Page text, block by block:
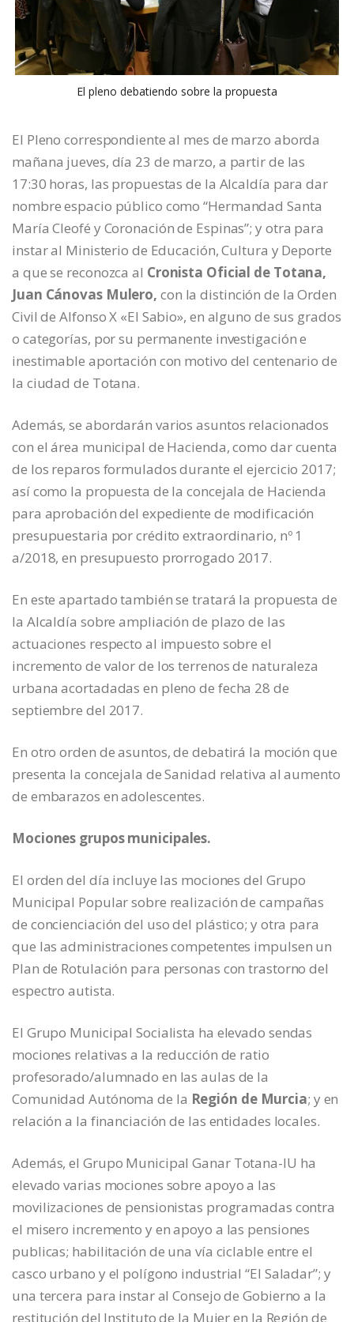
El pleno debatiendo sobre la propuesta
El Pleno correspondiente al mes de marzo aborda
mañana jueves, día 23 de marzo, a partir de las
17:30 horas, las propuestas de la Alcaldía para dar
nombre espacio público como “Hermandad Santa
María Cleofé y Coronación de Espinas”; y otra para
instar al Ministerio de Educación, Cultura y Deporte
a que se reconozca al Cronista Oficial de Totana,
Juan Cánovas Mulero, con la distinción de la Orden
Civil de Alfonso X «El Sabio», en alguno de sus grados
o categorías, por su permanente investigación e
inestimable aportación con motivo del centenario de
la ciudad de Totana.
Además, se abordarán varios asuntos relacionados
con el área municipal de Hacienda, como dar cuenta
de los reparos formulados durante el ejercicio 2017;
así como la propuesta de la concejala de Hacienda
para aprobación del expediente de modificación
presupuestaria por crédito extraordinario, nº 1
a/2018, en presupuesto prorrogado 2017.
En este apartado también se tratará la propuesta de
la Alcaldía sobre ampliación de plazo de las
actuaciones respecto al impuesto sobre el
incremento de valor de los terrenos de naturaleza
urbana acortadadas en pleno de fecha 28 de
septiembre del 2017.
En otro orden de asuntos, de debatirá la moción que
presenta la concejala de Sanidad relativa al aumento
de embarazos en adolescentes.
Mociones grupos municipales.
El orden del día incluye las mociones del Grupo
Municipal Popular sobre realización de campañas
de concienciación del uso del plástico; y otra para
que las administraciones competentes impulsen un
Plan de Rotulación para personas con trastorno del
espectro autista.
El Grupo Municipal Socialista ha elevado sendas
mociones relativas a la reducción de ratio
profesorado/alumnado en las aulas de la
Comunidad Autónoma de la Región de Murcia; y en
relación a la financiación de las entidades locales.
Además, el Grupo Municipal Ganar Totana-IU ha
elevado varias mociones sobre apoyo a las
movilizaciones de pensionistas programadas contra
el misero incremento y en apoyo a las pensiones
publicas; habilitación de una vía ciclable entre el
casco urbano y el polígono industrial “El Saladar”; y
una tercera para instar al Consejo de Gobierno a la
restitución del Instituto de la Mujer en la Región de